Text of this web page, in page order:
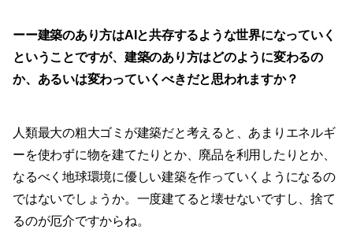
ーー建築のあり方はAIと共存するような世界になっていく
ということですが、建築のあり方はどのように変わるの
か、あるいは変わっていくべきだと思われますか？
人類最大の粗大ゴミが建築だと考えると、あまりエネルギ
ーを使わずに物を建てたりとか、廃品を利用したりとか、
なるべく地球環境に優しい建築を作っていくようになるの
ではないでしょうか。一度建てると壊せないですし、捨て
るのが厄介ですからね。